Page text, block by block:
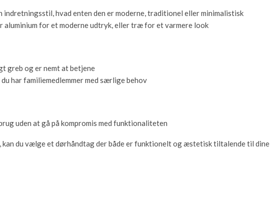
hvad enten den er moderne, traditionel eller minimalistisk
for et moderne udtryk, eller træ for et varmere look
greb og er nemt at betjene
har familiemedlemmer med særlige behov
uden at gå på kompromis med funktionaliteten
du vælge et dørhåndtag der både er funktionelt og æstetisk tiltalende til dine